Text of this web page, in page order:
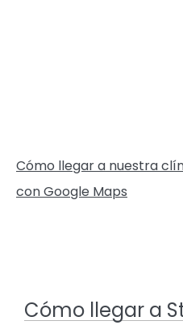
Cómo llegar a nuestra
con Google Maps
Cómo llegar a